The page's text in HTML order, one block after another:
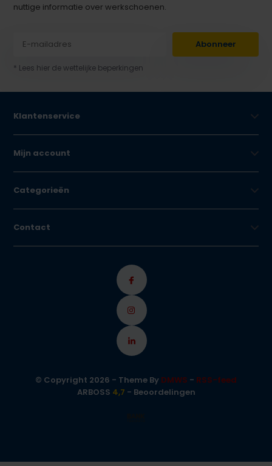
nuttige informatie over werkschoenen.
Abonneer
* Lees hier de wettelijke beperkingen
Klantenservice
Mijn account
Categorieën
Contact
© Copyright 2026 - Theme By DMWS - RSS-feed
ARBOSS 4,7 - Beoordelingen